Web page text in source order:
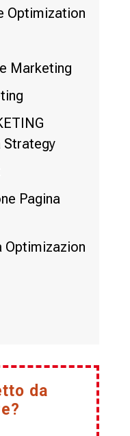
Optimization
Marketing
Strategy
Pagina
Optimizazion
da